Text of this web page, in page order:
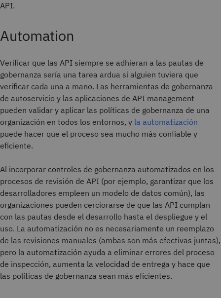
API.
Automation
Verificar que las API siempre se adhieran a las pautas de
gobernanza sería una tarea ardua si alguien tuviera que
verificar cada una a mano. Las herramientas de gobernanza
de autoservicio y las aplicaciones de API management
pueden validar y aplicar las políticas de gobernanza de una
organización en todos los entornos, y la automatización
puede hacer que el proceso sea mucho más confiable y
eficiente.
Al incorporar controles de gobernanza automatizados en los
procesos de revisión de API (por ejemplo, garantizar que los
desarrolladores empleen un modelo de datos común), las
organizaciones pueden cerciorarse de que las API cumplan
con las pautas desde el desarrollo hasta el despliegue y el
uso. La automatización no es necesariamente un reemplazo
de las revisiones manuales (ambas son más efectivas juntas),
pero la automatización ayuda a eliminar errores del proceso
de inspección, aumenta la velocidad de entrega y hace que
las políticas de gobernanza sean más eficientes.